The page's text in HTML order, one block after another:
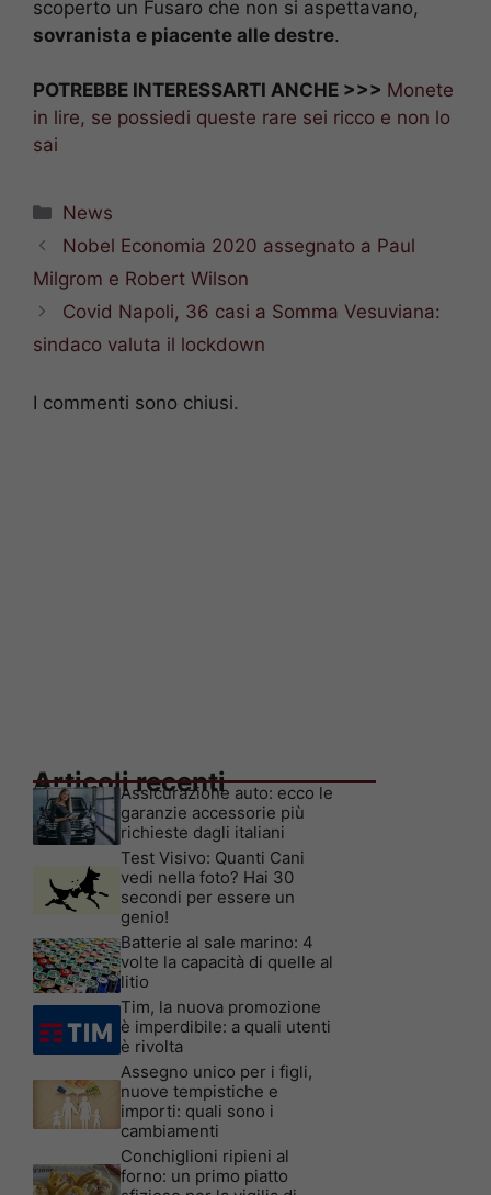
scoperto un Fusaro che non si aspettavano,
sovranista e piacente alle destre.
POTREBBE INTERESSARTI ANCHE >>> Monete
in lire, se possiedi queste rare sei ricco e non lo
sai
Categorie
News
Nobel Economia 2020 assegnato a Paul
Milgrom e Robert Wilson
Covid Napoli, 36 casi a Somma Vesuviana:
sindaco valuta il lockdown
I commenti sono chiusi.
Articoli recenti
Assicurazione auto: ecco le
garanzie accessorie più
richieste dagli italiani
Test Visivo: Quanti Cani
vedi nella foto? Hai 30
secondi per essere un
genio!
Batterie al sale marino: 4
volte la capacità di quelle al
litio
Tim, la nuova promozione
è imperdibile: a quali utenti
è rivolta
Assegno unico per i figli,
nuove tempistiche e
importi: quali sono i
cambiamenti
Conchiglioni ripieni al
forno: un primo piatto